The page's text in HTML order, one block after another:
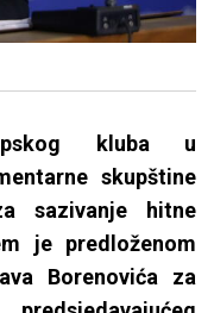
kluba u
skupštine
sazivanje hitne
je predloženom
Borenovića za